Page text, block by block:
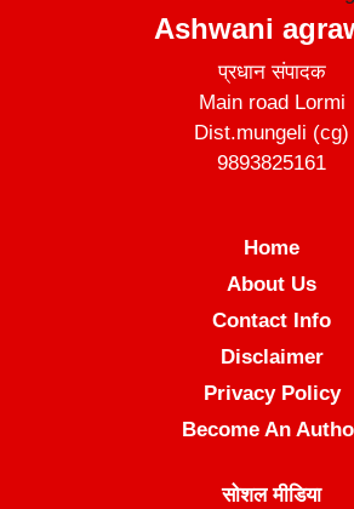
Ashwani
प्रधान संपादक
Main road Lormi
Dist.mungeli (cg)
9893825161
Home
About Us
Contact Info
Disclaimer
Privacy Policy
Become An
सोशल मीडिया